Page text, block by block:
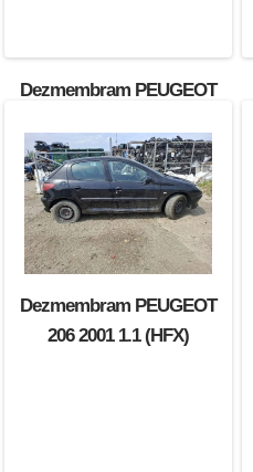
Dezmembram PEUGEOT
Dezmembram PEUGEOT
206 2001 1.1 (HFX)